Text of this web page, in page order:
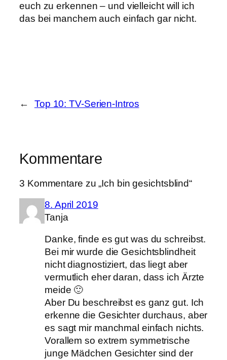
euch zu erkennen – und vielleicht will ich
das bei manchem auch einfach gar nicht.
← Top 10: TV-Serien-Intros
Kommentare
3 Kommentare zu „Ich bin gesichtsblind“
8. April 2019
Tanja
Danke, finde es gut was du schreibst.
Bei mir wurde die Gesichtsblindheit
nicht diagnostiziert, das liegt aber
vermutlich eher daran, dass ich Ärzte
meide 🙂
Aber Du beschreibst es ganz gut. Ich
erkenne die Gesichter durchaus, aber
es sagt mir manchmal einfach nichts.
Vorallem so extrem symmetrische
junge Mädchen Gesichter sind der